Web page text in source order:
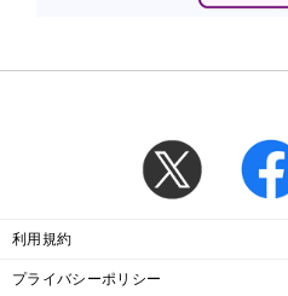
利用規約
プライバシーポリシー